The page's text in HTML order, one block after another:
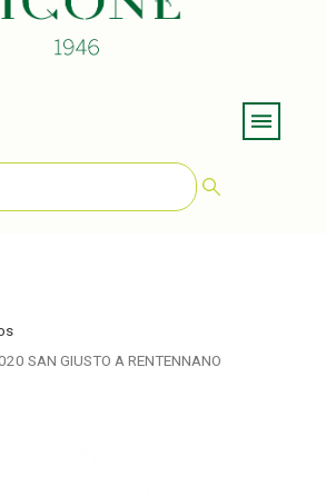
SAN GIUSTO A RENTENNANO